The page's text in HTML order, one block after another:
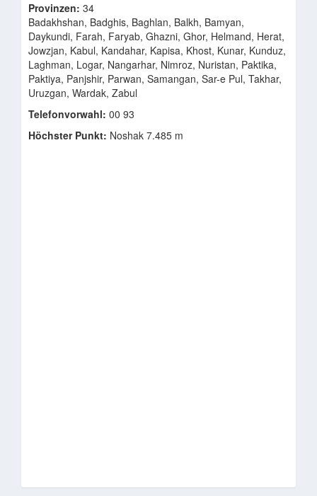
Provinzen: 34
Badakhshan, Badghis, Baghlan, Balkh, Bamyan,
Daykundi, Farah, Faryab, Ghazni, Ghor, Helmand, Herat,
Jowzjan, Kabul, Kandahar, Kapisa, Khost, Kunar, Kunduz,
Laghman, Logar, Nangarhar, Nimroz, Nuristan, Paktika,
Paktiya, Panjshir, Parwan, Samangan, Sar-e Pul, Takhar,
Uruzgan, Wardak, Zabul
Telefonvorwahl: 00 93
Höchster Punkt: Noshak 7.485 m